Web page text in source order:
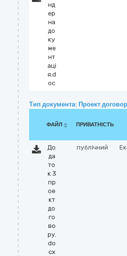
нд
ер
на
до
ку
ме
нт
аці
я.d
oc
Тип документа: Проект
ФАЙЛ ПРИВАТНІСТЬ
До
да
то
к 3
пр
ое
кт
до
го
во
ру.
do
cx
публічний